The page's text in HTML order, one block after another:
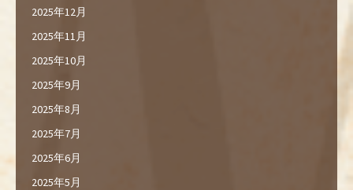
2025年12月
2025年11月
2025年10月
2025年9月
2025年8月
2025年7月
2025年6月
2025年5月